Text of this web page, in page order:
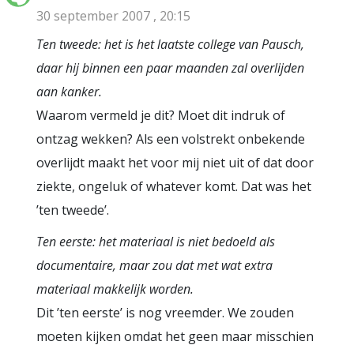
30 september 2007 , 20:15
Ten tweede: het is het laatste college van Pausch,
daar hij binnen een paar maanden zal overlijden
aan kanker.
Waarom vermeld je dit? Moet dit indruk of
ontzag wekken? Als een volstrekt onbekende
overlijdt maakt het voor mij niet uit of dat door
ziekte, ongeluk of whatever komt. Dat was het
’ten tweede’.
Ten eerste: het materiaal is niet bedoeld als
documentaire, maar zou dat met wat extra
materiaal makkelijk worden.
Dit ’ten eerste’ is nog vreemder. We zouden
moeten kijken omdat het geen maar misschien